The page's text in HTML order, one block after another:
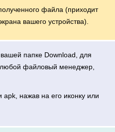
файла (приходит
вашего устройства).
папке Download, для
любой файловый менеджер,
apk, нажав на его иконку или